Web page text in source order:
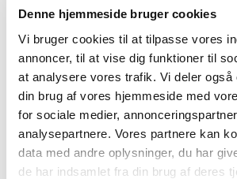
Denne hjemmeside bruger cookies
Vi bruger cookies til at tilpasse vores
annoncer, til at vise dig funktioner til
at analysere vores trafik. Vi deler også
din brug af vores hjemmeside med
for sociale medier,
analysepartnere. Vores partnere kan
data med andre oplysninger, du har
de har indsamlet fra din brug af deres